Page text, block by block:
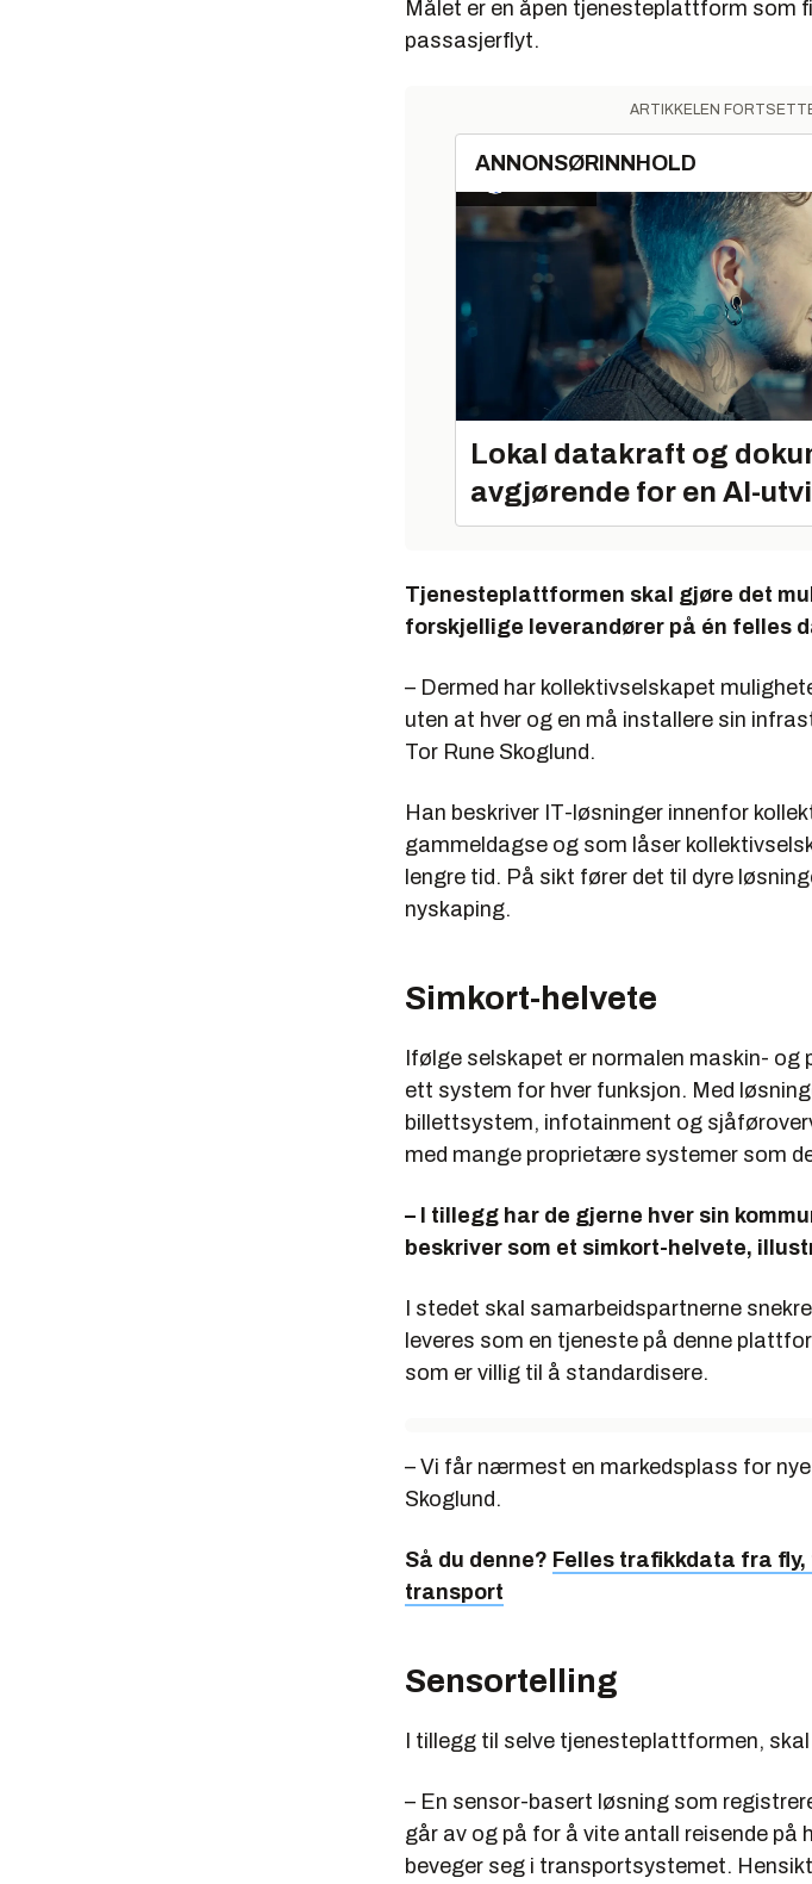
Målet er en åpen tjenesteplattform som
passasjerflyt.
ARTIKKELEN
ANNONSØRINNHOLD
Lokal datakraft og
avgjørende for en AI-
Tjenesteplattformen skal gjøre det
forskjellige leverandører på én felles
– Dermed har kollektivselskapet
uten at hver og en må installere sin
Tor Rune Skoglund.
Han beskriver IT-løsninger innenfor
gammeldagse og som låser
lengre tid. På sikt fører det til dyre
nyskaping.
Simkort-helvete
Ifølge selskapet er normalen maskin-
ett system for hver funksjon. Med
billettsystem, infotainment og
med mange proprietære systemer som
– I tillegg har de gjerne hver sin
beskriver som et simkort-helvete,
I stedet skal samarbeidspartnerne
leveres som en tjeneste på denne
som er villig til å standardisere.
– Vi får nærmest en markedsplass for
Skoglund.
Så du denne? Felles trafikkdata fra
transport
Sensortelling
I tillegg til selve tjenesteplattformen,
– En sensor-basert løsning som
går av og på for å vite antall reisende på
beveger seg i transportsystemet.